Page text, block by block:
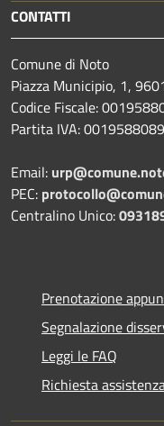
CONTATTI
Comune di Noto
Piazza Municipio, 1,
Codice Fiscale:
Partita IVA:
Email:
PEC:
Centralino Unico:
Prenotazione
Segnalazione
Leggi le FAQ
Richiesta